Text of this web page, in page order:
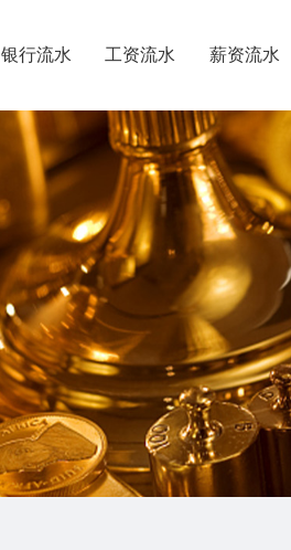
银行流水 工资流水 薪资流水